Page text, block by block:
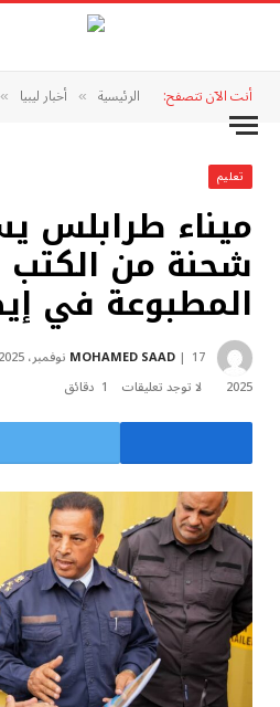
أنت الآن تتصفح: الرئيسية » أخبار ليبيا »
تعليم
ميناء طرابلس
شحنة من الكتب
المطبوعة في
MOHAMED SAAD 17 نوفمبر، 2025
2025
لا توجد تعليقات 1 دقائق